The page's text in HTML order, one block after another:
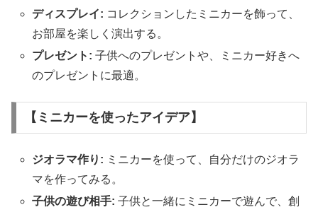
ディスプレイ: コレクションしたミニカーを飾って、
お部屋を楽しく演出する。
プレゼント: 子供へのプレゼントや、ミニカー好きへ
のプレゼントに最適。
【ミニカーを使ったアイデア】
ジオラマ作り: ミニカーを使って、自分だけのジオラ
マを作ってみる。
子供の遊び相手: 子供と一緒にミニカーで遊んで、創